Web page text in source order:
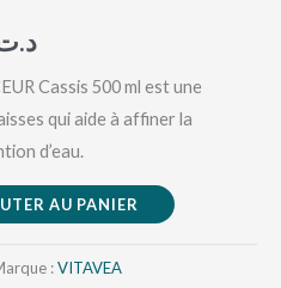
Cassis 500 ml est une
qui aide à affiner la
d’eau.
AU PANIER
:VITAVEA